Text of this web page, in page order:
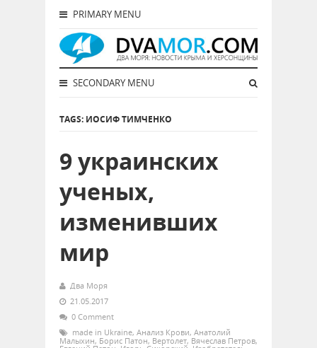
PRIMARY MENU
SECONDARY MENU
TAGS: ИОСИФ ТИМЧЕНКО
9 украинских
ученых,
изменивших
мир
Два Моря
21.05.2017
0 Comment
made in Ukraine, Анализ Крови, Анатолий
Малыхин, Борис Патон, Вертолет, Вячеслав Петров,